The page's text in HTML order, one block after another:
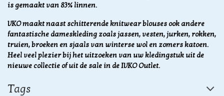
is gemaakt van 83% linnen.
VKO maakt naast schitterende knitwear blouses ook andere
fantastische dameskleding zoals jassen, vesten, jurken, rokken,
truien, broeken en sjaals van winterse wol en zomers katoen.
Heel veel plezier bij het uitzoeken van uw kledingstuk uit de
nieuwe collectie of uit de sale in de IVKO Outlet.
Tags